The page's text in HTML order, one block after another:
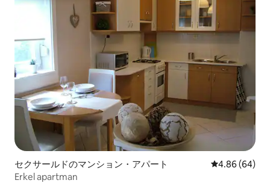
セクサールドのマンション・アパート レビュー64件
4.86 (64)
Erkel apartman